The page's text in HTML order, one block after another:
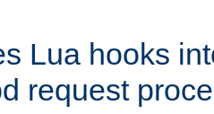
Lua hooks
request